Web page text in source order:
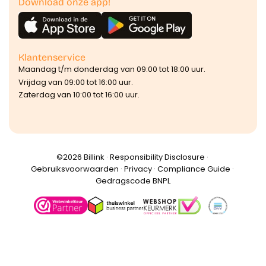
Klantenservice
Maandag t/m donderdag van 09:00 tot 18:00 uur.
Vrijdag van 09:00 tot 16:00 uur.
Zaterdag van 10:00 tot 16:00 uur.
©️2026 Billink · Responsibility Disclosure ·
Gebruiksvoorwaarden · Privacy· Compliance Guide ·
Gedragscode BNPL